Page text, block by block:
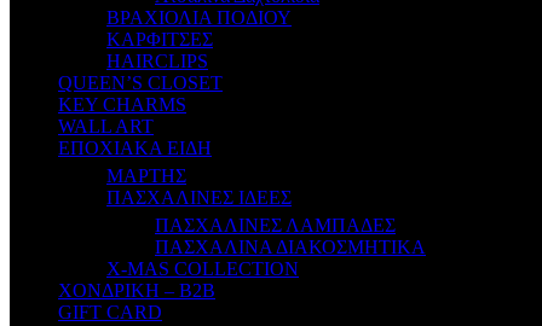
ΒΡΑΧΙΟΛΙΑ ΠΟΔΙΟΥ
ΚΑΡΦΙΤΣΕΣ
HAIRCLIPS
QUEEN’S CLOSET
KEY CHARMS
WALL ART
ΕΠΟΧΙΑΚΑ ΕΙΔΗ
ΜΑΡΤΗΣ
ΠΑΣΧΑΛΙΝΕΣ ΙΔΕΕΣ
ΠΑΣΧΑΛΙΝΕΣ ΛΑΜΠΑΔΕΣ
ΠΑΣΧΑΛΙΝΑ ΔΙΑΚΟΣΜΗΤΙΚΑ
X-MAS COLLECTION
ΧΟΝΔΡΙΚΗ – B2B
GIFT CARD